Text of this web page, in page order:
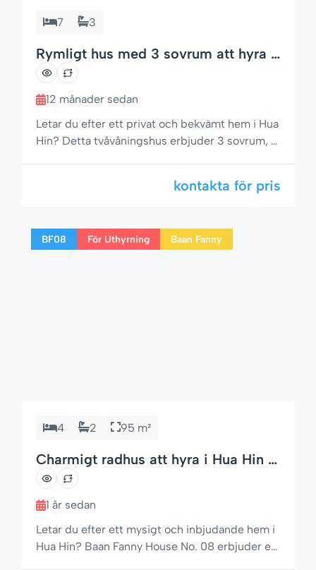
7 3
Rymligt hus med 3 sovrum att hyra i
Hua Hin – Soi 102
12 månader sedan
Letar du efter ett privat och bekvämt hem i Hua
Hin? Detta tvåvåningshus erbjuder 3 sovrum, 3
massagesalonger. Perfekt för familjer, par eller
med enkel tillgång till allt som Hua Hin har att
erbjuda. 🌟 Bekvämt boende […]
kontakta för pris
BF08 För Uthyrning Baan Fanny
4 2 95 m²
Charmigt radhus att hyra i Hua Hin –
Baan Fanny
1 år sedan
Letar du efter ett mysigt och inbjudande hem i
Hua Hin? Baan Fanny House No. 08 erbjuder ett